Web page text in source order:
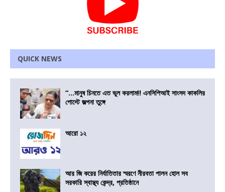
QUICK NEWS
“…মানুষ চিনতে এত ভুল করলাম!! এনসিপিআই সাংসদ কাকলির
পোস্টে জল্পনা তুঙ্গে
আরো ১২
আর জি করের নির্যাতিতার স্মরণে নীরবতা পালন হোল সব
সরকারি স্বাস্থ্য কেন্দ্র, প্রতিষ্ঠানে